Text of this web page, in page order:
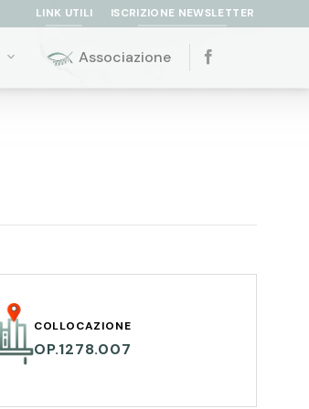
LINK UTILI ISCRIZIONE NEWSLETTER
Associazione
COLLOCAZIONE
OP.1278.007